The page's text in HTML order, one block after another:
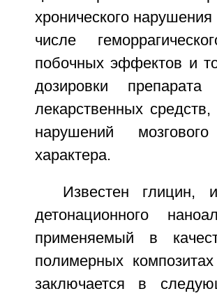
хронического
числе
побочных эффектов и
дозировки
лекарственных
нарушений
характера.
Известен глицин,
детонационного
применяемый в
полимерных
заключается в